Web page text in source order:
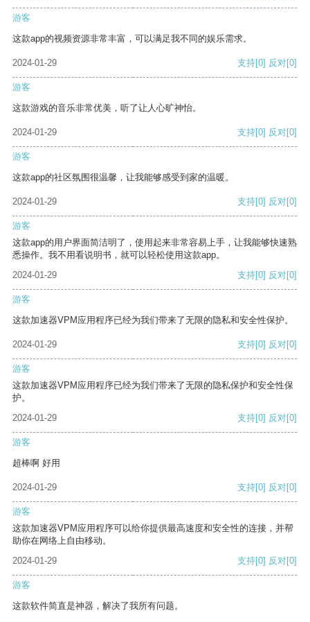
游客
这款app的视频资源非常丰富，可以满足我不同的娱乐需求。
2024-01-29 支持[0] 反对[0]
游客
这款游戏的音乐非常优美，听了让人心旷神怡。
2024-01-29 支持[0] 反对[0]
游客
这款app的社区氛围很温馨，让我能够感受到家的温暖。
2024-01-29 支持[0] 反对[0]
游客
这款app的用户界面简洁明了，使用起来非常容易上手，让我能够快速熟
悉操作。我不用看说明书，就可以轻松使用这款app。
2024-01-29
支持[0] 反对[0]
游客
这款加速器VPM应用程序已经为我们带来了无限的隐私和安全性保护。
2024-01-29 支持[0] 反对[0]
游客
这款加速器VPM应用程序已经为我们带来了无限的隐私保护和安全性保
护。
2024-01-29
支持[0] 反对[0]
游客
超棒啊 好用
2024-01-29 支持[0] 反对[0]
游客
这款加速器VPM应用程序可以给你提供最高速度和安全性的连接，并帮
助你在网络上自由移动。
2024-01-29
支持[0] 反对[0]
游客
这款软件简直是神器，解决了我所有问题。